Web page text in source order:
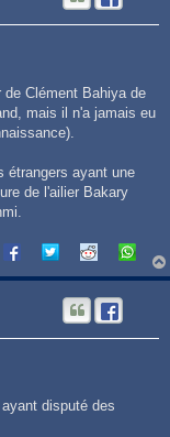
Clément Bahiya de
mais il n'a jamais eu
étrangers ayant une
de l'ailier Bakary
disputé des